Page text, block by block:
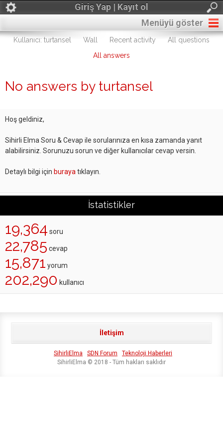
Giriş Yap | Kayıt ol
Menüyü göster
Kullanıcı: turtansel Wall Recent activity
All questions
All answers
No answers by turtansel
Hoş geldiniz,
Sihirli Elma Soru & Cevap ile sorularınıza en kısa zamanda yanıt
alabilirsiniz. Sorunuzu sorun ve diğer kullanıcılar cevap versin.
Detaylı bilgi için buraya tıklayın.
İstatistikler
19,364 soru
22,785 cevap
15,871 yorum
202,290 kullanıcı
İletişim
SihirliElma SDN Forum
Teknoloji Haberleri
SihirliElma © 2018 - Tüm hakları saklıdır